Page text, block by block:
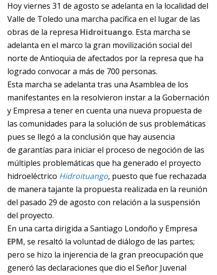
Hoy viernes 31 de agosto se adelanta en la localidad del
Valle de Toledo una marcha pacífica en el lugar de las
obras de la represa Hidroituango. Esta marcha se
adelanta en el marco la gran movilización social del
norte de Antioquia de afectados por la represa que ha
logrado convocar a más de 700 personas.
Esta marcha se adelanta tras una Asamblea de los
manifestantes en la resolvieron instar a la Gobernación
y Empresa a tener en cuenta una nueva propuesta de
las comunidades para la solución de sus problemáticas
pues se llegó a la conclusión que hay ausencia
de garantías para iniciar el proceso de negoción de las
múltiples problemáticas que ha generado el proyecto
hidroeléctrico Hidroituango, puesto que fue rechazada
de manera tajante la propuesta realizada en la reunión
del pasado 29 de agosto con relación a la suspensión
del proyecto.
En una carta dirigida a Santiago Londoño y Empresa
EPM, se resaltó la voluntad de diálogo de las partes;
pero se hizo la injerencia de la gran preocupación que
generó las declaraciones que dio el Señor Juvenal